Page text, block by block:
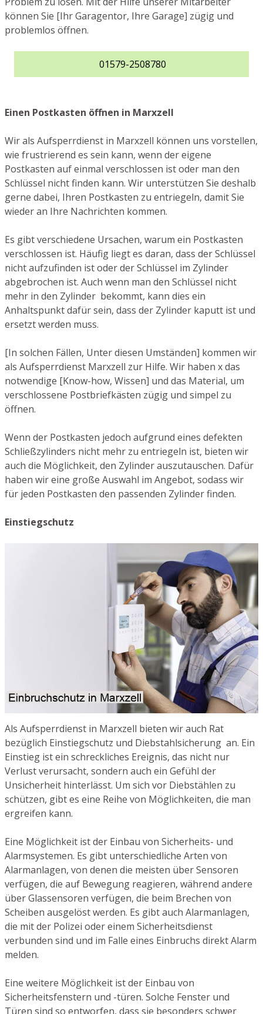
können Sie [Ihr Garagentor, Ihre Garage] zügig und
problemlos öffnen.
01579-2508780
Einen Postkasten öffnen in Marxzell
Wir als Aufsperrdienst in Marxzell können uns vorstellen,
wie frustrierend es sein kann, wenn der eigene
Postkasten auf einmal verschlossen ist oder man den
Schlüssel nicht finden kann. Wir unterstützen Sie deshalb
gerne dabei, Ihren Postkasten zu entriegeln, damit Sie
wieder an Ihre Nachrichten kommen.
Es gibt verschiedene Ursachen, warum ein Postkasten
verschlossen ist. Häufig liegt es daran, dass der Schlüssel
nicht aufzufinden ist oder der Schlüssel im Zylinder
abgebrochen ist. Auch wenn man den Schlüssel nicht
mehr in den Zylinder bekommt, kann dies ein
Anhaltspunkt dafür sein, dass der Zylinder kaputt ist und
ersetzt werden muss.
[In solchen Fällen, Unter diesen Umständen] kommen wir
als Aufsperrdienst Marxzell zur Hilfe. Wir haben x das
notwendige [Know-how, Wissen] und das Material, um
verschlossene Postbriefkästen zügig und simpel zu
öffnen.
Wenn der Postkasten jedoch aufgrund eines defekten
Schließzylinders nicht mehr zu entriegeln ist, bieten wir
auch die Möglichkeit, den Zylinder auszutauschen. Dafür
haben wir eine große Auswahl im Angebot, sodass wir
für jeden Postkasten den passenden Zylinder finden.
Einstiegschutz
Als Aufsperrdienst in Marxzell bieten wir auch Rat
bezüglich Einstiegschutz und Diebstahlsicherung an. Ein
Einstieg ist ein schreckliches Ereignis, das nicht nur
Verlust verursacht, sondern auch ein Gefühl der
Unsicherheit hinterlässt. Um sich vor Diebstählen zu
schützen, gibt es eine Reihe von Möglichkeiten, die man
ergreifen kann.
Eine Möglichkeit ist der Einbau von Sicherheits- und
Alarmsystemen. Es gibt unterschiedliche Arten von
Alarmanlagen, von denen die meisten über Sensoren
verfügen, die auf Bewegung reagieren, während andere
über Glassensoren verfügen, die beim Brechen von
Scheiben ausgelöst werden. Es gibt auch Alarmanlagen,
die mit der Polizei oder einem Sicherheitsdienst
verbunden sind und im Falle eines Einbruchs direkt Alarm
melden.
Eine weitere Möglichkeit ist der Einbau von
Sicherheitsfenstern und -türen. Solche Fenster und
Türen sind so entworfen, dass sie besonders schwer